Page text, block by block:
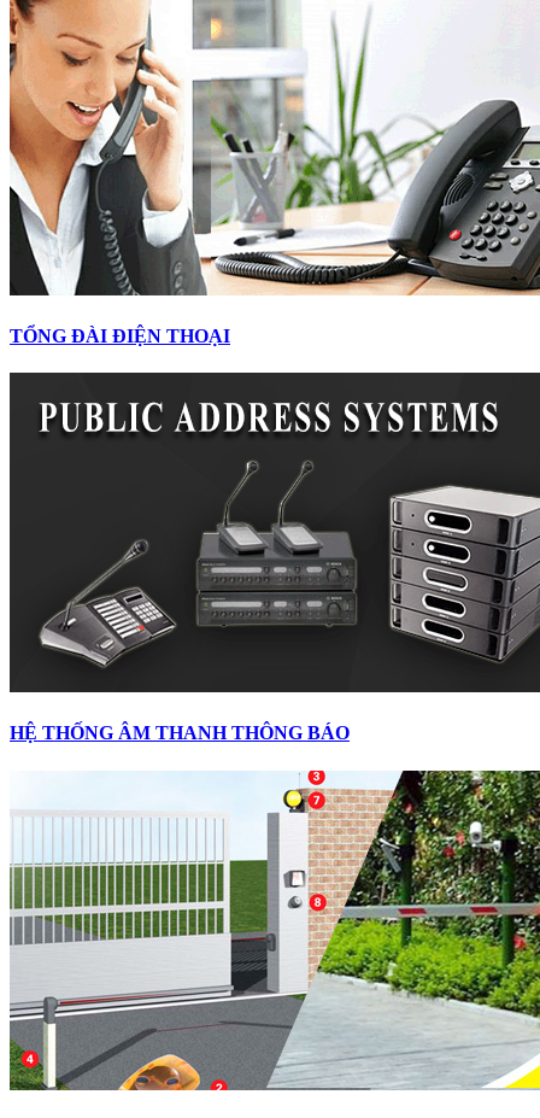
TỔNG ĐÀI ĐIỆN THOẠI
HỆ THỐNG ÂM THANH THÔNG BÁO